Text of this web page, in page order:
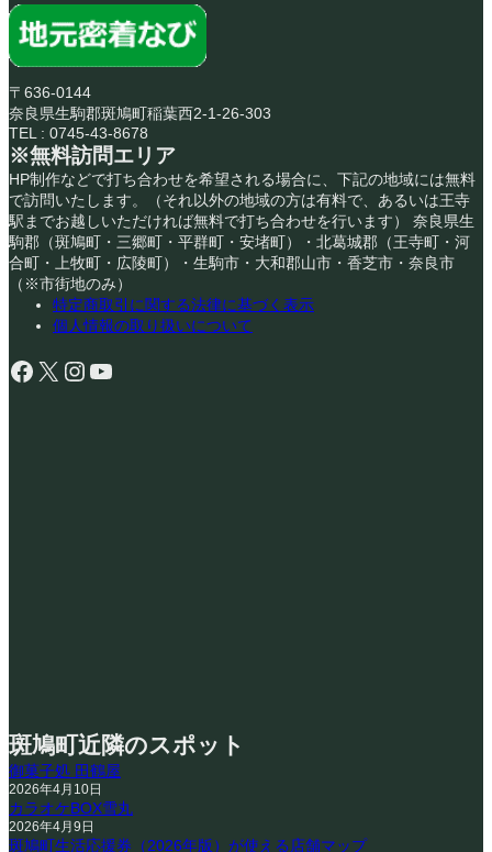
〒636-0144
奈良県生駒郡斑鳩町稲葉西2-1-26-303
TEL : 0745-43-8678
※無料訪問エリア
HP制作などで打ち合わせを希望される場合に、下記の地域には無料
で訪問いたします。（それ以外の地域の方は有料で、あるいは王寺
駅までお越しいただければ無料で打ち合わせを行います） 奈良県生
駒郡（斑鳩町・三郷町・平群町・安堵町）・北葛城郡（王寺町・河
合町・上牧町・広陵町）・生駒市・大和郡山市・香芝市・奈良市
（※市街地のみ）
特定商取引に関する法律に基づく表示
個人情報の取り扱いについて
Facebook X Instagram YouTube
斑鳩町近隣のスポット
御菓子処 田鶴屋
2026年4月10日
カラオケBOX雪丸
2026年4月9日
斑鳩町生活応援券（2026年版）が使える店舗マップ